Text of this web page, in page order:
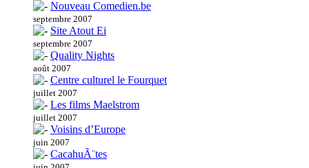
Nouveau Comedien.be
septembre 2007
Site Atout Ei
septembre 2007
Quality Nights
août 2007
Centre culturel le Fourquet
juillet 2007
Les films Maelstrom
juillet 2007
Voisins d’Europe
juin 2007
CacahuÃ¨tes